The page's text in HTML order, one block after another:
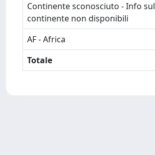
Continente sconosciuto - Info sul
continente non disponibili
AF - Africa
Totale